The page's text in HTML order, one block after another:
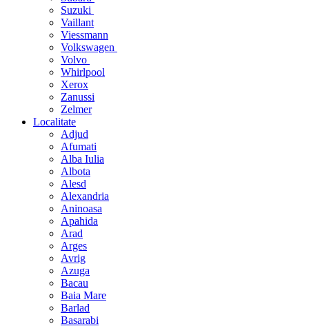
Suzuki
Vaillant
Viessmann
Volkswagen
Volvo
Whirlpool
Xerox
Zanussi
Zelmer
Localitate
Adjud
Afumati
Alba Iulia
Albota
Alesd
Alexandria
Aninoasa
Apahida
Arad
Arges
Avrig
Azuga
Bacau
Baia Mare
Barlad
Basarabi